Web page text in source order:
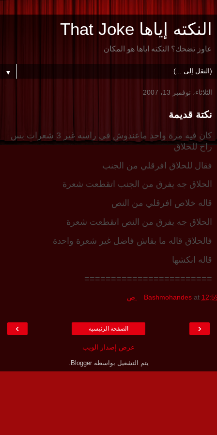
النكته إياها That Joke
عاوز تضحك؟ النكته اياها هو المكان
▼
الثلاثاء، نوفمبر 13، 2007
نكتة قديمة
كان فيه مرة واحد ماعندوش في راسه غير 3 شعرات بس
راح للحلاق
فقال للحلاق افرقلي من الجنب
الحلاق جه يفرق من الجنب اتقطعت شعرة
قاله خلاص افرقلي من النص
الحلاق جه يفرق من النص اتقطعت شعرة
فالحلاق قاله ما بقاش فاضل غير شعرة واحدة
قاله انكشها
========================
Bashmohandes at ص
‹
› الصفحة الرئيسية
عرض إصدار الويب
يتم التشغيل بواسطةBlogger
.